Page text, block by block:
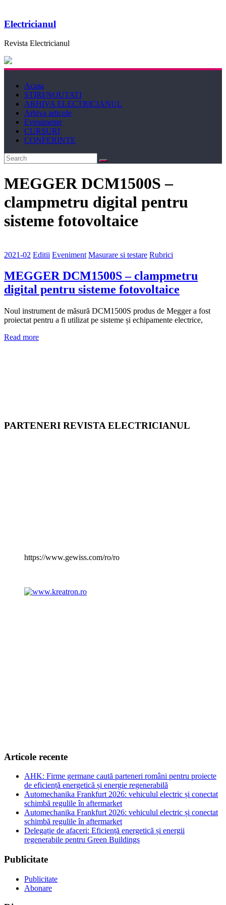
Electricianul
Revista Electricianul
Acasa
STIRI/NOUTATI
ARHIVA ELECTRICIANUL
Arhiva articole
Evenimente
CURSURI
CONFERINTE
MEGGER DCM1500S –
clampmetru digital pentru
sisteme fotovoltaice
2021-02 Editii Eveniment Masurare si testare Rubrici
MEGGER DCM1500S – clampmetru
digital pentru sisteme fotovoltaice
Noul instrument de măsură DCM1500S produs de Megger a fost
proiectat pentru a fi utilizat pe sisteme și echipamente electrice,
Read more
PARTENERI REVISTA ELECTRICIANUL
https://www.gewiss.com/ro/ro
Articole recente
AHK: Firme germane caută parteneri români pentru proiecte
de eficiență energetică și energie regenerabilă
Automechanika Frankfurt 2026: vehiculul electric și conectat
schimbă regulile în aftermarket
Automechanika Frankfurt 2026: vehiculul electric și conectat
schimbă regulile în aftermarket
Delegație de afaceri: Eficiență energetică și energii
regenerabile pentru Green Buildings
Publicitate
Publicitate
Abonare